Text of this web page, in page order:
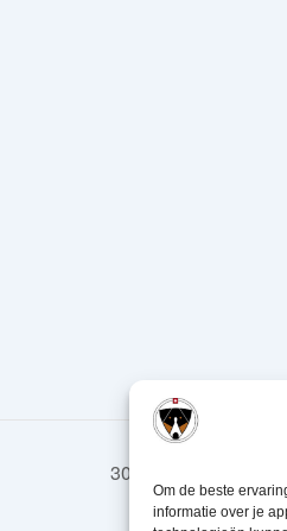
Om de beste
informatie over je
30-05-2026